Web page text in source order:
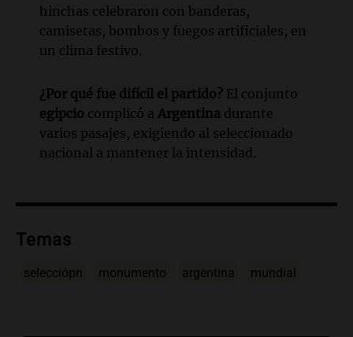
hinchas celebraron con banderas,
camisetas, bombos y fuegos artificiales, en
un clima festivo.
¿Por qué fue difícil el partido? El conjunto
egipcio complicó a Argentina durante
varios pasajes, exigiendo al seleccionado
nacional a mantener la intensidad.
Temas
selecciópn monumento argentina mundial